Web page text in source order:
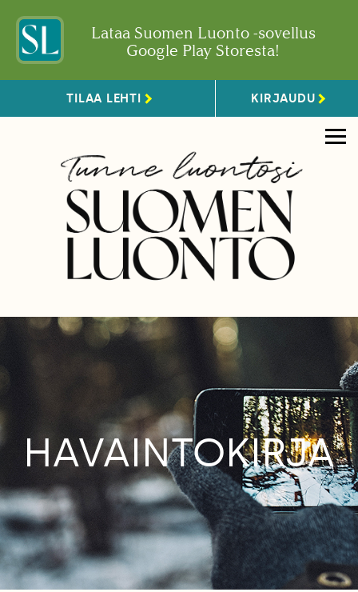
Lataa Suomen Luonto -sovellus
Google Play Storesta!
TILAA LEHTI KIRJAUDU
HAVAINTOKIRJA